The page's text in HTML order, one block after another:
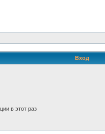
Вход
в этот раз